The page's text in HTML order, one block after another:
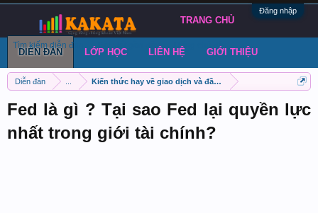
Đăng nhập
Diễn đàn Kiến thức hay về giao dịch và đầu tư chứng khoán
Fed là gì ? Tại sao Fed lại quyền lực
nhất trong giới tài chính?
TRANG CHỦ
DIỄN ĐÀN
Tìm kiếm diễn đàn Bài viết gần đây Đăng chủ đề
LỚP HỌC LIÊN HỆ GIỚI THIỆU